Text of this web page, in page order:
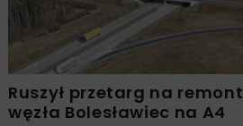
Ruszył przetarg na remont
węzła Bolesławiec na A4